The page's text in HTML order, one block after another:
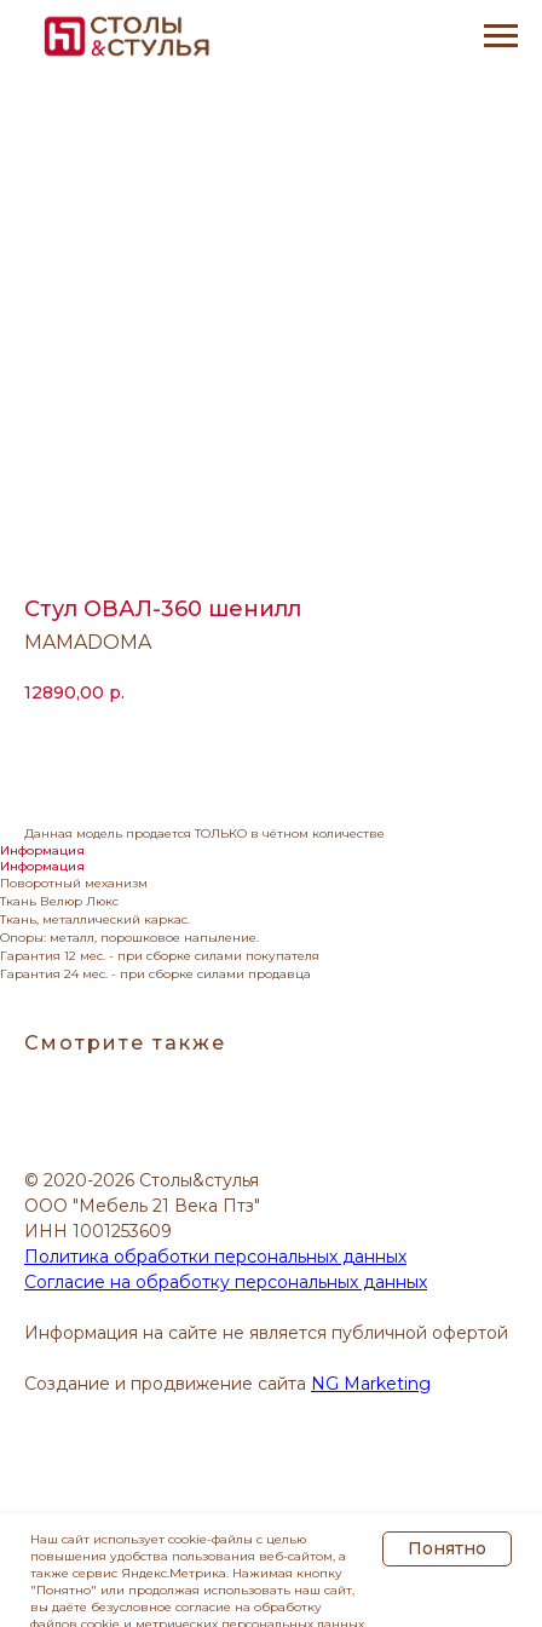
Стул ОВАЛ-360 шенилл
MAMADOMA
12890,00 р.
Данная модель продается ТОЛЬКО в чётном количестве
Информация
Информация
Поворотный механизм
Ткань Велюр Люкс
Ткань, металлический каркас.
Опоры: металл, порошковое напыление.
Гарантия 12 мес. - при сборке силами покупателя
Гарантия 24 мес. - при сборке силами продавца
Смотрите также
© 2020-2026 Столы&стулья
ООО "Мебель 21 Века Птз"
ИНН 1001253609
Политика обработки персональных данных
Согласие на обработку персональных данных
Информация на сайте не является публичной офертой
Создание и продвижение сайта NG Marketing
Наш сайт использует cookie-файлы с целью
повышения удобства пользования веб-сайтом, а
также сервис Яндекс.Метрика. Нажимая кнопку
"Понятно" или продолжая использовать наш сайт,
вы даёте безусловное согласие на обработку
Понятно